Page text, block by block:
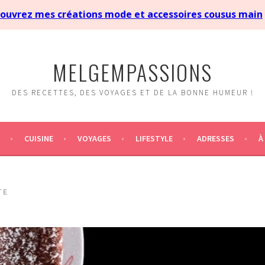
MELGEMPASSIONS
DES RECETTES, DES VOYAGES ET DE LA BONNE HUMEUR !
CUISINE VOYAGES LIFESTYLE ADRESSES À